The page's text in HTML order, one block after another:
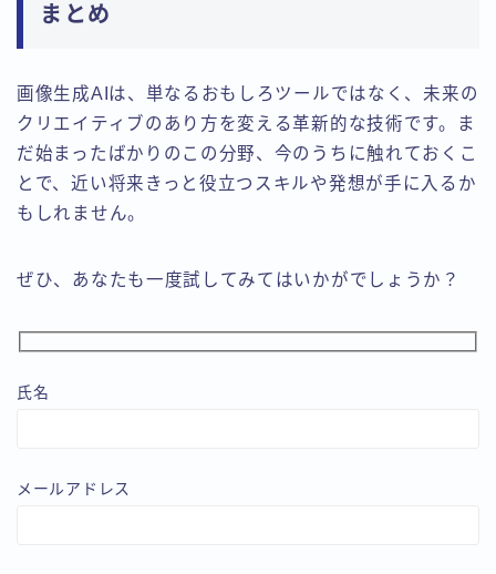
まとめ
画像生成AIは、単なるおもしろツールではなく、未来の
クリエイティブのあり方を変える革新的な技術です。ま
だ始まったばかりのこの分野、今のうちに触れておくこ
とで、近い将来きっと役立つスキルや発想が手に入るか
もしれません。
ぜひ、あなたも一度試してみてはいかがでしょうか？
氏名
メールアドレス